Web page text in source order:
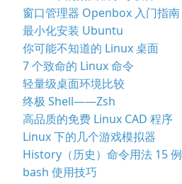
窗口管理器 Openbox 入门指南
最小化安装 Ubuntu
你可能不知道的 Linux 桌面
7 个致命的 Linux 命令
轻量级桌面环境比较
终极 Shell——Zsh
高品质的免费 Linux CAD 程序
Linux 下的几个游戏模拟器
History（历史）命令用法 15 例
bash 使用技巧